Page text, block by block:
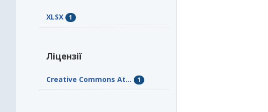
XLSX 1
Ліцензії
Creative Commons At... 1